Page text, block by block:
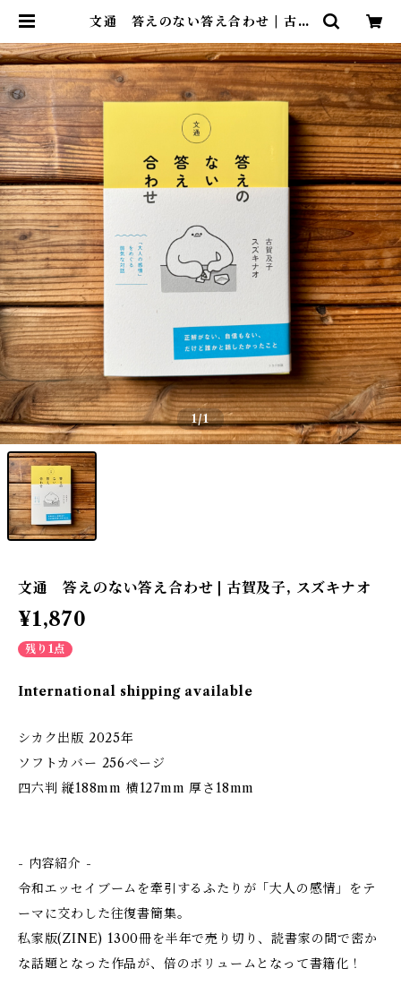
文通 答えのない答え合わせ | 古賀
村の本屋 トンガ坂文庫
1/1
文通 答えのない答え合わせ | 古賀及子, スズキナオ
¥1,870
残り1点
International shipping available
シカク出版 2025年
ソフトカバー 256ページ
四六判 縦188mm 横127mm 厚さ18mm
- 内容紹介 -
令和エッセイブームを牽引するふたりが「大人の感情」をテ
ーマに交わした往復書簡集。
私家版(ZINE) 1300冊を半年で売り切り、読書家の間で密か
な話題となった作品が、倍のボリュームとなって書籍化！